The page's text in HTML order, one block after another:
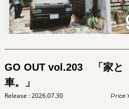
GO OUT vol.203 「家と
車。」
2026.07.30